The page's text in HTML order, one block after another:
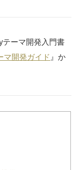
テーマ開発入門書
マ開発ガイド 』か